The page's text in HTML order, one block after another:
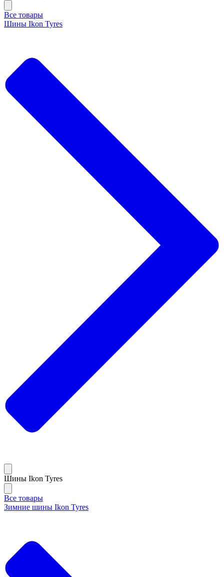
Все товары
Шины Ikon Tyres
Шины Ikon Tyres
Все товары
Зимние шины Ikon Tyres